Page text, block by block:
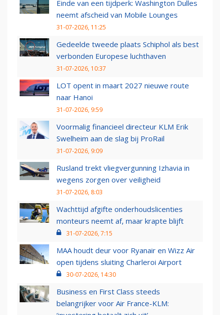
Einde van een tijdperk: Washington Dulles
neemt afscheid van Mobile Lounges
31-07-2026, 11:25
Gedeelde tweede plaats Schiphol als best
verbonden Europese luchthaven
31-07-2026, 10:37
LOT opent in maart 2027 nieuwe route
naar Hanoi
31-07-2026, 9:59
Voormalig financieel directeur KLM Erik
Swelheim aan de slag bij ProRail
31-07-2026, 9:09
Rusland trekt vliegvergunning Izhavia in
wegens zorgen over veiligheid
31-07-2026, 8:03
Wachttijd afgifte onderhoudslicenties
monteurs neemt af, maar krapte blijft
31-07-2026, 7:15
MAA houdt deur voor Ryanair en Wizz Air
open tijdens sluiting Charleroi Airport
30-07-2026, 14:30
Business en First Class steeds
belangrijker voor Air France-KLM: